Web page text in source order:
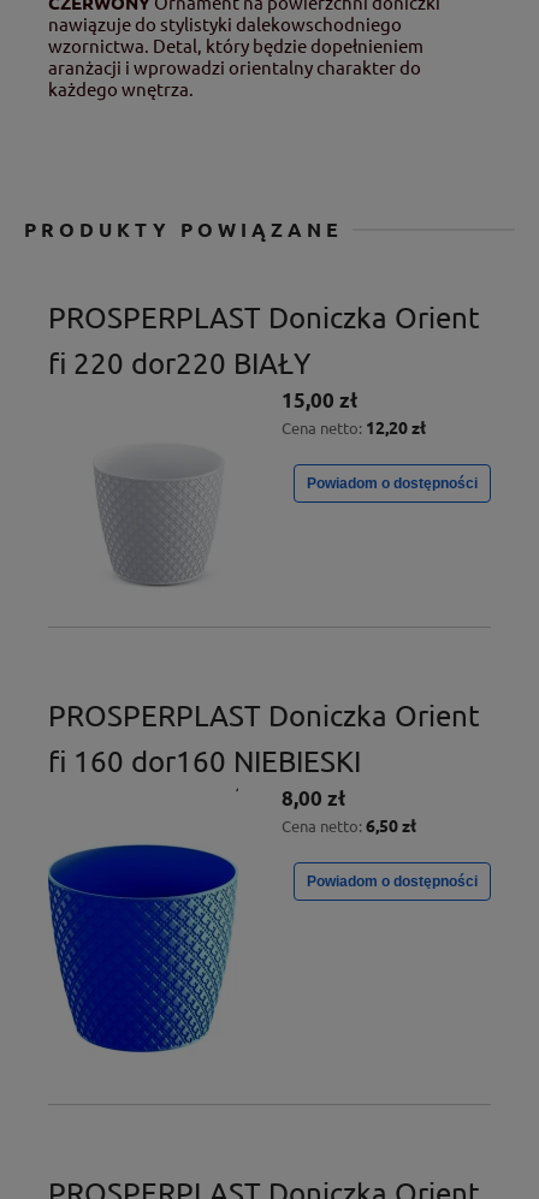
nawiązuje do stylistyki dalekowschodniego
wzornictwa. Detal, który będzie dopełnieniem
aranżacji i wprowadzi orientalny charakter do
każdego wnętrza.
PRODUKTY POWIĄZANE
PROSPERPLAST Doniczka Orient
fi 220 dor220 BIAŁY
15,00 zł
Cena netto: 12,20 zł
Powiadom o dostępności
PROSPERPLAST Doniczka Orient
fi 160 dor160 NIEBIESKI
8,00 zł
Cena netto: 6,50 zł
Powiadom o dostępności